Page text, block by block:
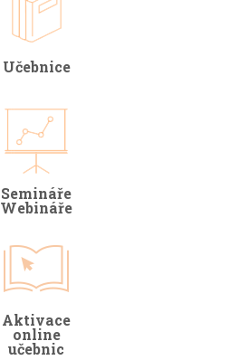
Učebnice
Semináře
Webináře
Aktivace
online
učebnic